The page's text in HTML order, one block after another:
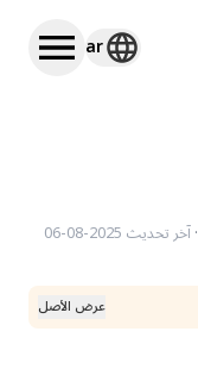
ar
·آخر تحديث
2025-08-06
عرض الأصل